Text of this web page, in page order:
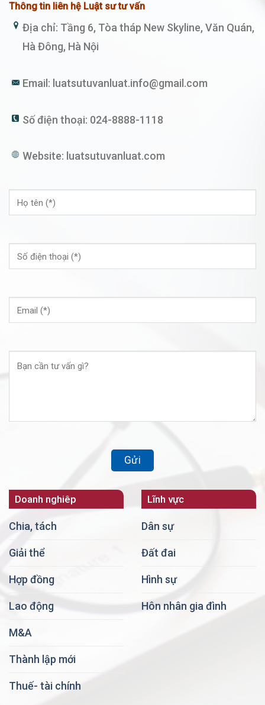
Thông tin liên hệ Luật sư tư vấn
Địa chỉ: Tầng 6, Tòa tháp New Skyline, Văn Quán,
Hà Đông, Hà Nội
Email: luatsutuvanluat.info@gmail.com
Số điện thoại: 024-8888-1118
Website: luatsutuvanluat.com
Doanh nghiêp
Chia, tách
Giải thể
Hợp đồng
Lao động
M&A
Thành lập mới
Thuế- tài chính
Lĩnh vực
Dân sự
Đất đai
Hình sự
Hôn nhân gia đình